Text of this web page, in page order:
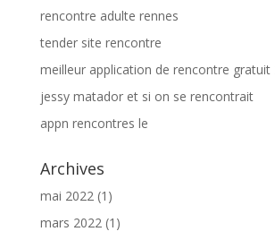
rencontre adulte rennes
tender site rencontre
meilleur application de rencontre gratuit
jessy matador et si on se rencontrait
appn rencontres le
Archives
mai 2022(1)
mars 2022(1)